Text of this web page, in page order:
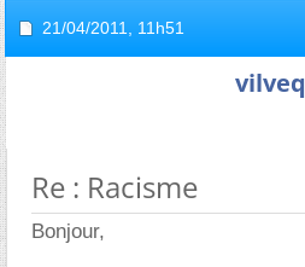
21/04/2011, 11h51
vilveq
Re : Racisme
Bonjour,